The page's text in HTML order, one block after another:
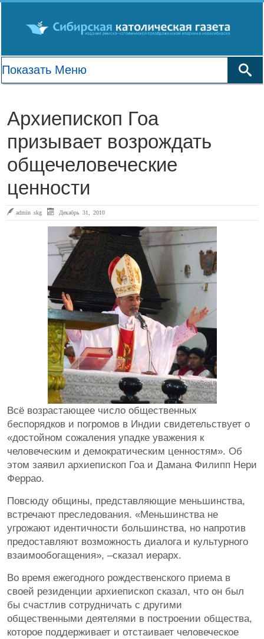
Архиепископ Гоа
призывает возрождать
общечеловеческие
ценности
admin skg Декабрь 31, 2010
Всё возрастающее число общественных
беспорядков и погромов в Индии свидетельствует о
«достойном сожаления упадке уважения к
человеческим и демократическим ценностям». Об
этом заявил архиепископ Гоа и Дамана Филипп Нери
Феррао.
Повсюду общины, представляющие меньшинства,
встречают преследования. «Меньшинства не
угрожают идентичности большинства, но напротив
предоставляют возможность диалога и культурного
взаимообогащения», –сказал иерарх.
Во время ежегодного рождественского приема в
своей резиденции архиепископ сказал, что он был
бы счастлив сотрудничать с другими
общественными деятелями в построении общества,
которое поддерживает и отстаивает человеческое